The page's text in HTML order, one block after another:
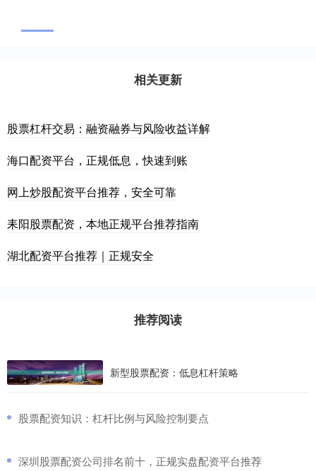
相关更新
股票杠杆交易：融资融券与风险收益详解
海口配资平台，正规低息，快速到账
网上炒股配资平台推荐，安全可靠
耒阳股票配资，本地正规平台推荐指南
湖北配资平台推荐｜正规安全
推荐阅读
新型股票配资：低息杠杆策略
​股票配资知识：杠杆比例与风险控制要点
​深圳股票配资公司排名前十，正规实盘配资平台推荐